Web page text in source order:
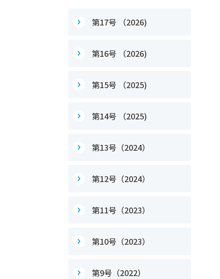
第17号 （2026)
第16号 （2026)
第15号 （2025)
第14号 （2025)
第13号（2024）
第12号（2024）
第11号（2023）
第10号（2023）
第9号（2022）